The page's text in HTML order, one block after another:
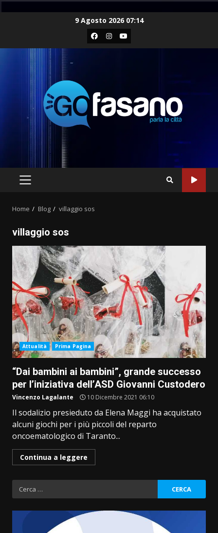
9 Agosto 2026 07:14
Facebook
Instagram
Youtube
PRIMARY
Home Blog villaggio sos
villaggio sos
Attualità Prima Pagina
“Dai bambini ai bambini”, grande successo
per l’iniziativa dell’ASD Giovanni Custodero
Vincenzo Lagalante 10 Dicembre 2021 06:10
Il sodalizio presieduto da Elena Maggi ha acquistato
alcuni giochi per i più piccoli del reparto
oncoematologico di Taranto...
Continua a leggere
Ricerca
per: